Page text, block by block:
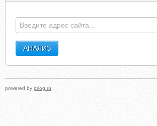
powered by prlog.ru